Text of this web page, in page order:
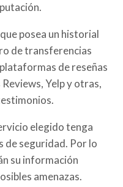
posea un historial
de transferencias
de reseñas
Yelp y otras,
elegido tenga
de seguridad. Por lo
su información
amenazas.